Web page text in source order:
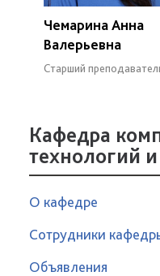
Чемарина Анна
Валерьевна
Старший
Кафедра
технологий
О кафедре
Сотрудники
Объявления